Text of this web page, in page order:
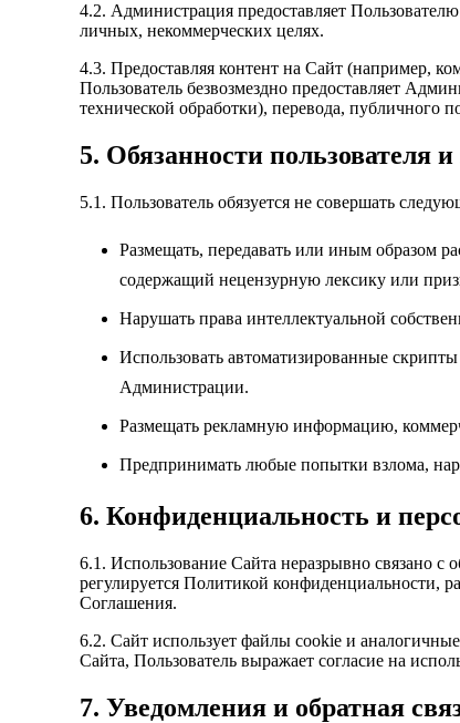
4.2. Администрация предоставляет
личных, некоммерческих целях.
4.3. Предоставляя контент на Сайт (например,
Пользователь безвозмездно предоставляет
технической обработки), перевода, публичного
5. Обязанности пользователя
5.1. Пользователь обязуется не совершать
Размещать, передавать или иным образом
содержащий нецензурную лексику или
Нарушать права интеллектуальной
Использовать автоматизированные
Администрации.
Размещать рекламную информацию,
Предпринимать любые попытки взлома,
6. Конфиденциальность и
6.1. Использование Сайта неразрывно связано
регулируется Политикой конфиденциальности,
Соглашения.
6.2. Сайт использует файлы cookie и
Сайта, Пользователь выражает согласие на
7. Уведомления и обратная